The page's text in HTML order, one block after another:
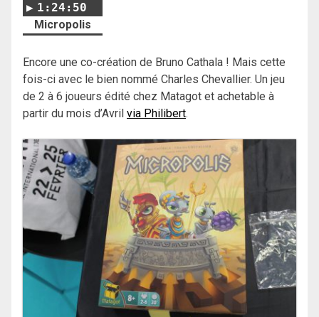
1:24:50
Micropolis
Encore une co-création de Bruno Cathala ! Mais cette
fois-ci avec le bien nommé Charles Chevallier. Un jeu
de 2 à 6 joueurs édité chez Matagot et achetable à
partir du mois d’Avril via Philibert.